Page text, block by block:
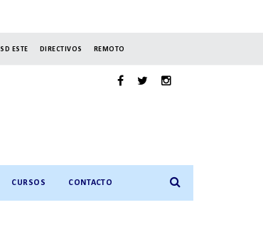
SD ESTE DIRECTIVOS REMOTO
CURSOS CONTACTO